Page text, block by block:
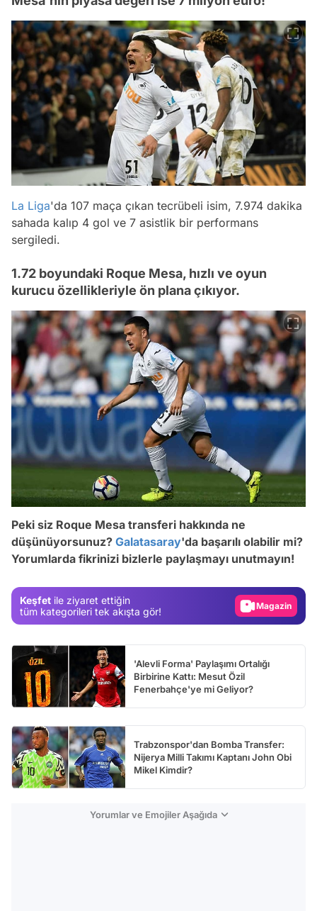
La Liga'da 107 maça çıkan tecrübeli isim, 7.974 dakika
sahada kalıp 4 gol ve 7 asistlik bir performans
sergiledi.
1.72 boyundaki Roque Mesa, hızlı ve oyun
kurucu özellikleriyle ön plana çıkıyor.
Peki siz Roque Mesa transferi hakkında ne
düşünüyorsunuz? Galatasaray'da başarılı olabilir mi?
Yorumlarda fikrinizi bizlerle paylaşmayı unutmayın!
Keşfet ile ziyaret ettiğin
tüm kategorileri tek akışta gör!
Video
Test
Magazin
'Alevli Forma' Paylaşımı Ortalığı
Birbirine Kattı: Mesut Özil
Fenerbahçe'ye mi Geliyor?
Trabzonspor'dan Bomba Transfer:
Nijerya Milli Takımı Kaptanı John Obi
Mikel Kimdir?
Yorumlar ve Emojiler Aşağıda